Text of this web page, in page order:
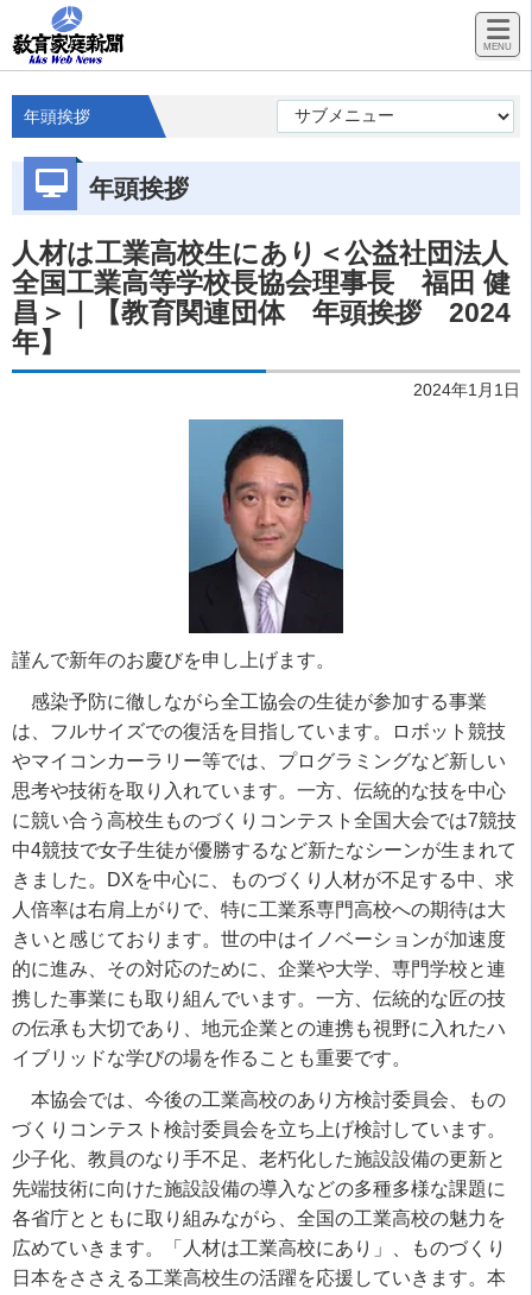
年頭挨拶
年頭挨拶
人材は工業高校生にあり＜公益社団法人
全国工業高等学校長協会理事長 福田 健
昌＞｜【教育関連団体 年頭挨拶 2024
年】
2024年1月1日
謹んで新年のお慶びを申し上げます。
感染予防に徹しながら全工協会の生徒が参加する事業
は、フルサイズでの復活を目指しています。ロボット競技
やマイコンカーラリー等では、プログラミングなど新しい
思考や技術を取り入れています。一方、伝統的な技を中心
に競い合う高校生ものづくりコンテスト全国大会では7競技
中4競技で女子生徒が優勝するなど新たなシーンが生まれて
きました。
DXを中心に、ものづくり人材が不足する中、求
人倍率は右肩上がりで、特に工業系専門高校への期待は大
きいと感じております。世の中はイノベーションが加速度
的に進み、その対応のために、企業や大学、専門学校と連
携した事業にも取り組んでいます。一方、伝統的な匠の技
の伝承も大切であり、地元企業との連携も視野に入れたハ
イブリッドな学びの場を作ることも重要です。
本協会では、今後の工業高校のあり方検討委員会、もの
づくりコンテスト検討委員会を立ち上げ検討しています。
少子化、教員のなり手不足、老朽化した施設設備の更新と
先端技術に向けた施設設備の導入などの多種多様な課題に
各省庁とともに取り組みながら、全国の工業高校の魅力を
広めていきます。「人材は工業高校にあり」、ものづくり
日本をささえる工業高校生の活躍を応援していきます。本